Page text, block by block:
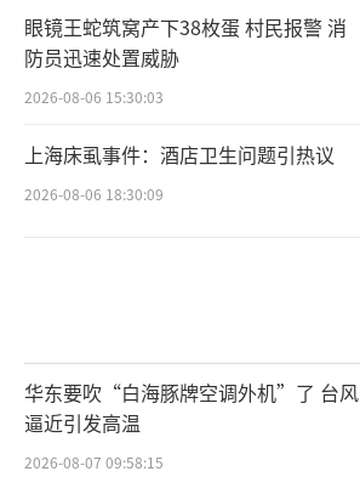
眼镜王蛇筑窝产下38枚蛋 村民报警 消
防员迅速处置威胁
2026-08-06 15:30:03
上海床虱事件：酒店卫生问题引热议
2026-08-06 18:30:09
华东要吹“白海豚牌空调外机”了 台风
逼近引发高温
2026-08-07 09:58:15